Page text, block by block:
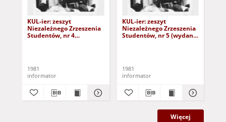
KUL-ier: zeszyt
Niezależnego Zrzeszenia
Studentów, nr 4
1981
informator
KUL-ier: zeszyt
Niezależnego Zrzeszenia
Studentów, nr 5 (wydanie
1981
informator
Więcej